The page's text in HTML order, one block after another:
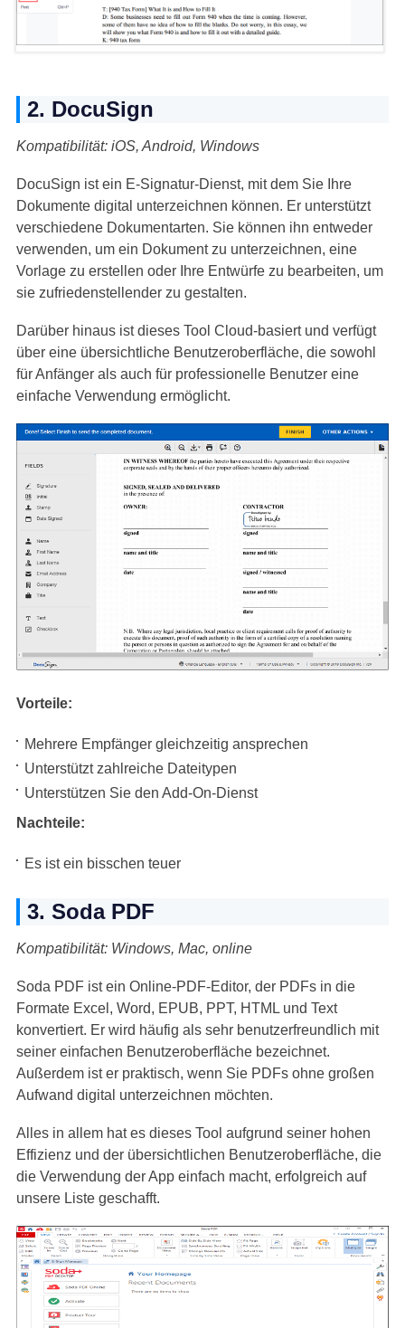
2. DocuSign
Kompatibilität: iOS, Android, Windows
DocuSign ist ein E-Signatur-Dienst, mit dem Sie Ihre
Dokumente digital unterzeichnen können. Er unterstützt
verschiedene Dokumentarten. Sie können ihn entweder
verwenden, um ein Dokument zu unterzeichnen, eine
Vorlage zu erstellen oder Ihre Entwürfe zu bearbeiten, um
sie zufriedenstellender zu gestalten.
Darüber hinaus ist dieses Tool Cloud-basiert und verfügt
über eine übersichtliche Benutzeroberfläche, die sowohl
für Anfänger als auch für professionelle Benutzer eine
einfache Verwendung ermöglicht.
Vorteile:
Mehrere Empfänger gleichzeitig ansprechen
Unterstützt zahlreiche Dateitypen
Unterstützen Sie den Add-On-Dienst
Nachteile:
Es ist ein bisschen teuer
3. Soda PDF
Kompatibilität: Windows, Mac, online
Soda PDF ist ein Online-PDF-Editor, der PDFs in die
Formate Excel, Word, EPUB, PPT, HTML und Text
konvertiert. Er wird häufig als sehr benutzerfreundlich mit
seiner einfachen Benutzeroberfläche bezeichnet.
Außerdem ist er praktisch, wenn Sie PDFs ohne großen
Aufwand digital unterzeichnen möchten.
Alles in allem hat es dieses Tool aufgrund seiner hohen
Effizienz und der übersichtlichen Benutzeroberfläche, die
die Verwendung der App einfach macht, erfolgreich auf
unsere Liste geschafft.